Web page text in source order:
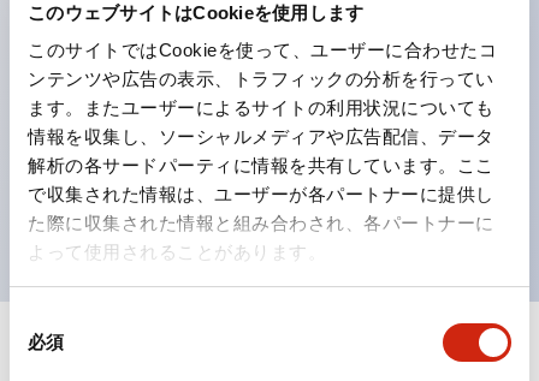
このウェブサイトはCookieを使用します
このサイトではCookieを使って、ユーザーに合わせたコ
ンテンツや広告の表示、トラフィックの分析を行ってい
ます。またユーザーによるサイトの利用状況についても
情報を収集し、ソーシャルメディアや広告配信、データ
解析の各サードパーティに情報を共有しています。ここ
で収集された情報は、ユーザーが各パートナーに提供し
た際に収集された情報と組み合わされ、各パートナーに
よって使用されることがあります。
必須
カラーユニバーサルデザインに対応。
表示灯（角平形）の点灯/消灯の認識および、点灯時の
ランプ色の識別（ B-190 参照）が対応。
ISO 3864-4安全色に対応。危険時や緊急事態時の色表
現がより明確・鮮明で、より多くの方が識別可能に。
仕様 すべて展開+